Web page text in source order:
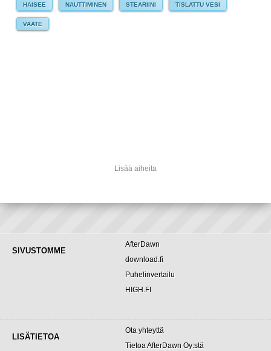
HAISEE NAUTTIMINEN STEARIINI TISLATTU VESI
VAATE
Lisää aiheita
SIVUSTOMME
AfterDawn
download.fi
Puhelinvertailu
HIGH.FI
LISÄTIETOA
Ota yhteyttä
Tietoa AfterDawn Oy:stä